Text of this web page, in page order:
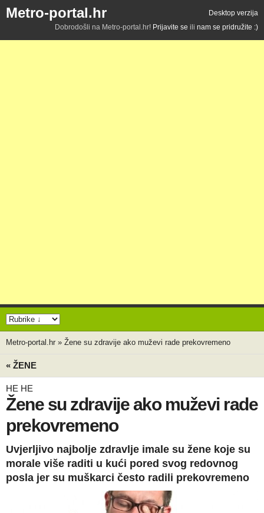
Metro-portal.hr
Desktop verzija
Dobrodošli na Metro-portal.hr! Prijavite se ili nam se pridružite :)
Metro-portal.hr » Žene su zdravije ako muževi rade prekovremeno
« ŽENE
HE HE
Žene su zdravije ako muževi rade
prekovremeno
Uvjerljivo najbolje zdravlje imale su žene koje su
morale više raditi u kući pored svog redovnog
posla jer su muškarci često radili prekovremeno